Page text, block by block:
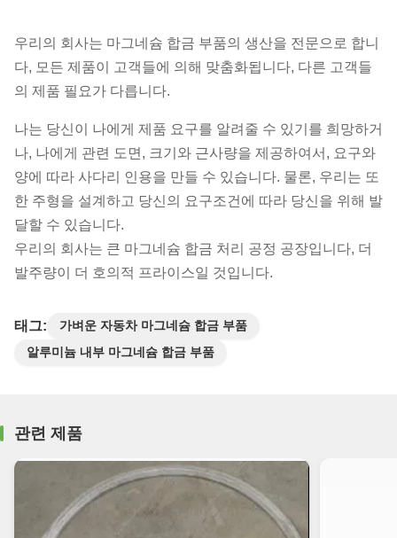
우리의 회사는 마그네슘 합금 부품의 생산을 전문으로 합니
다, 모든 제품이 고객들에 의해 맞춤화됩니다, 다른 고객들
의 제품 필요가 다릅니다.
나는 당신이 나에게 제품 요구를 알려줄 수 있기를 희망하거
나, 나에게 관련 도면, 크기와 근사량을 제공하여서, 요구와
양에 따라 사다리 인용을 만들 수 있습니다. 물론, 우리는 또
한 주형을 설계하고 당신의 요구조건에 따라 당신을 위해 발
달할 수 있습니다.
우리의 회사는 큰 마그네슘 합금 처리 공정 공장입니다, 더
발주량이 더 호의적 프라이스일 것입니다.
태그:
가벼운 자동차 마그네슘 합금 부품
알루미늄 내부 마그네슘 합금 부품
관련 제품